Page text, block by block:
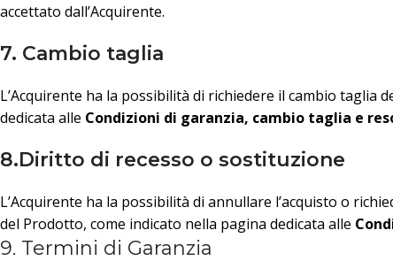
accettato dall’Acquirente.
7. Cambio taglia
L’Acquirente ha la possibilità di richiedere il cambio
dedicata alle Condizioni di garanzia, cambio taglia e
8.Diritto di recesso o sostituzione
L’Acquirente ha la possibilità di annullare l’acquisto o
del Prodotto, come indicato nella pagina dedicata alle
9. Termini di Garanzia